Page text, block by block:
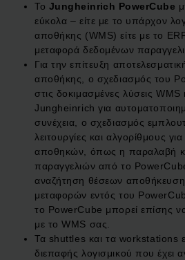
Το Jungheinrich PowerCube
εύκολα – είτε με το υπάρχον
αποθήκης (WMS) είτε με το
μεταφορά δεδομένων
Για την επίτευξη
αποθήκης, ο σχεδιασμός του
στις δοκιμασμένες λύσεις WMS
Jungheinrich για
συνέχεια, ο σχεδιασμός
λειτουργίες και αλγορίθμους
αποθηκών, όπως η παραλαβή
παραγγελιών από το
αναζήτηση θέσεων
μεταφορών εντός του
το PowerCube μπορεί επίσης
με το WMS σας.
Τα shuttles και τα workstations
διεπαφής λογισμικού που έχει